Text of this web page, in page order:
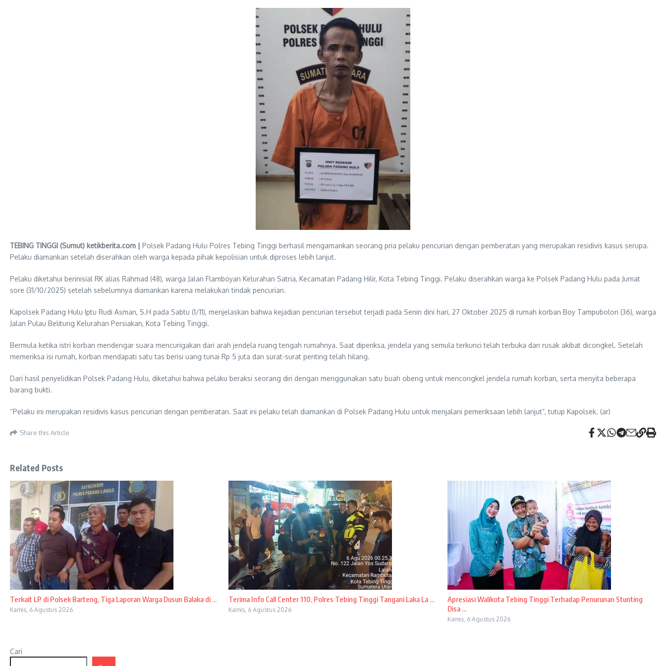
TEBING TINGGI (Sumut) ketikberita.com | Polsek Padang Hulu Polres Tebing Tinggi berhasil mengamankan seorang pria pelaku pencurian dengan pemberatan yang merupakan residivis kasus serupa.
Pelaku diamankan setelah diserahkan oleh warga kepada pihak kepolisian untuk diproses lebih lanjut.
Pelaku diketahui berinisial RK alias Rahmad (48), warga Jalan Flamboyan Kelurahan Satria, Kecamatan Padang Hilir, Kota Tebing Tinggi. Pelaku diserahkan warga ke Polsek Padang Hulu pada Jumat
sore (31/10/2025) setelah sebelumnya diamankan karena melakukan tindak pencurian.
Kapolsek Padang Hulu Iptu Rudi Asman, S.H pada Sabtu (1/11), menjelaskan bahwa kejadian pencurian tersebut terjadi pada Senin dini hari, 27 Oktober 2025 di rumah korban Boy Tampubolon (36), warga
Jalan Pulau Belitung Kelurahan Persiakan, Kota Tebing Tinggi.
Bermula ketika istri korban mendengar suara mencurigakan dari arah jendela ruang tengah rumahnya. Saat diperiksa, jendela yang semula terkunci telah terbuka dan rusak akibat dicongkel. Setelah
memeriksa isi rumah, korban mendapati satu tas berisi uang tunai Rp 5 juta dan surat-surat penting telah hilang.
Dari hasil penyelidikan Polsek Padang Hulu, diketahui bahwa pelaku beraksi seorang diri dengan menggunakan satu buah obeng untuk mencongkel jendela rumah korban, serta menyita beberapa
barang bukti.
“Pelaku ini merupakan residivis kasus pencurian dengan pemberatan. Saat ini pelaku telah diamankan di Polsek Padang Hulu untuk menjalani pemeriksaan lebih lanjut”, tutup Kapolsek. (ar)
Share this Article
Related Posts
Terkait LP di Polsek Barteng, Tiga Laporan Warga Dusun Balaka di ...
Kamis, 6 Agustus 2026
Terima Info Call Center 110, Polres Tebing Tinggi Tangani Laka La ...
Kamis, 6 Agustus 2026
Apresiasi Walikota Tebing Tinggi Terhadap Penurunan Stunting
Disa ...
Kamis, 6 Agustus 2026
Cari